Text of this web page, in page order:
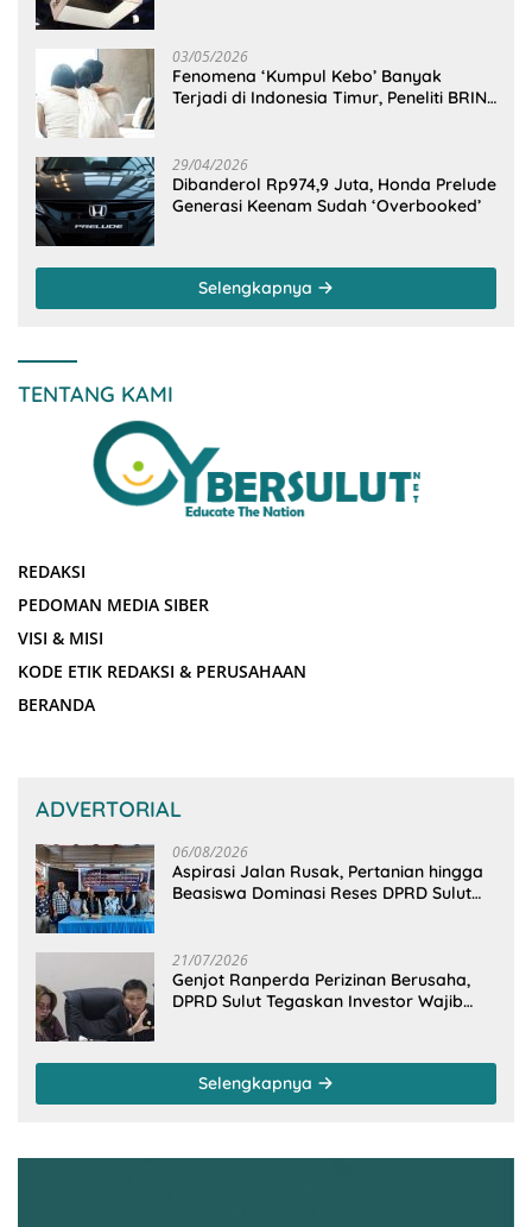
03/05/2026
Fenomena ‘Kumpul Kebo’ Banyak
Terjadi di Indonesia Timur, Peneliti BRIN
29/04/2026
Dibanderol Rp974,9 Juta, Honda Prelude
Generasi Keenam Sudah ‘Overbooked’
Selengkapnya
TENTANG KAMI
REDAKSI
PEDOMAN MEDIA SIBER
VISI & MISI
KODE ETIK REDAKSI & PERUSAHAAN
BERANDA
ADVERTORIAL
06/08/2026
Aspirasi Jalan Rusak, Pertanian hingga
Beasiswa Dominasi Reses DPRD Sulut
21/07/2026
Genjot Ranperda Perizinan Berusaha,
DPRD Sulut Tegaskan Investor Wajib
Selengkapnya